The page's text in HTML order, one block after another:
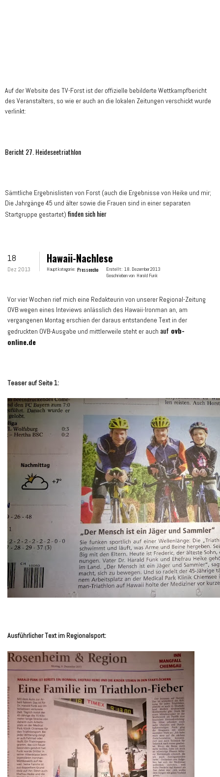
Auf der Website des TV-Forst ist der offizielle bebilderte Wettkampfbericht
des Veranstalters, so wie er auch an die lokalen Zeitungen verschickt wurde
verlinkt:
Bericht 27. Heideseetriathlon
Sämtliche Ergebnislisten von Forst (auch die Ergebnisse von Heike und mir;
Die Jahrgänge 45 und älter sowie die Frauen sind in einer separaten
Startgruppe gestartet) finden sich hier
18
Dez 2013
Hawaii-Nachlese
Hauptkategorie: Presseecho Erstellt: 18. Dezember 2013
Geschrieben von Harald Funk
Vor vier Wochen rief mich eine Redakteurin von unserer Regional-Zeitung
OVB wegen eines Inteviews anlässlich des Hawaii-Ironman an, am
vergangenen Montag erschien der daraus entstandene Text in der
gedruckten OVB-Ausgabe und mittlerweile steht er auch auf ovb-
online.de
Teaser auf Seite 1:
Ausführlicher Text im Regionalsport: